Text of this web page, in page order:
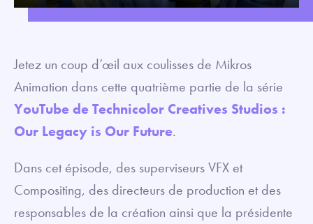
Play Mute SettingsEnter
Jetez un coup d’œil aux coulisses de Mikros
Animation dans cette quatrième partie de la série
YouTube de Technicolor Creatives Studios :
Our Legacy is Our Future.
Dans cet épisode, des superviseurs VFX et
Compositing, des directeurs de production et des
responsables de la création ainsi que la présidente